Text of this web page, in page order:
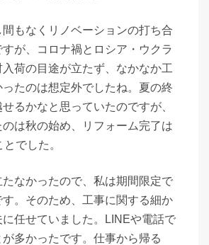
もなくリノベーションの打ち合
が、コロナ禍とロシア・ウクラ
荷の目途が立たず、なかなか工
たのは想定外でしたね。夏の終
るかなと思っていたのですが、
は秋の始め、リフォーム完了は
でした。
なかったので、私は期間限定で
。そのため、工事に関する細か
任せていました。LINEや電話で
多かったです。仕事から帰る